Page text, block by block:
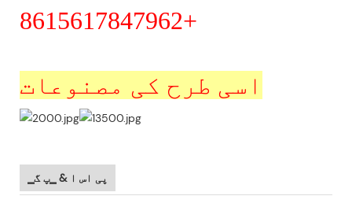
+8615617847962
اسی طرح کی مصنوعات
▁پی اس ا & ▁پ گ